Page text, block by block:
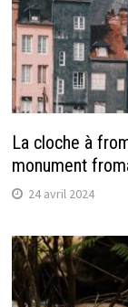
La cloche à
monument
24 avril 2024